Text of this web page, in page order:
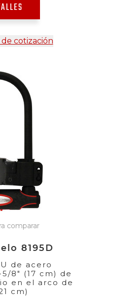
cotización
comparar
8195D
de acero
8" (17 cm) de
en el arco de
cm)